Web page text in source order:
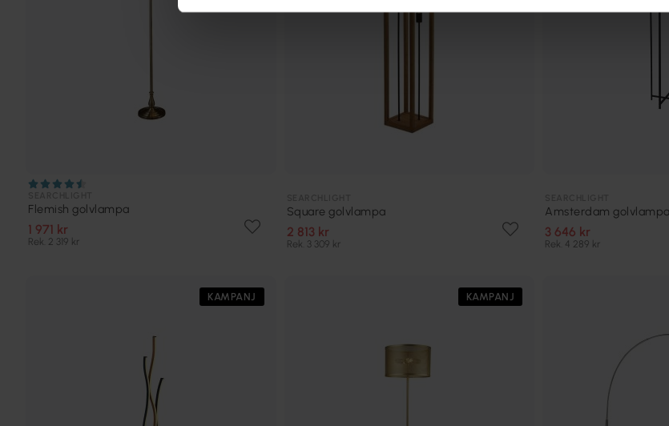
Flemish golvlampa
1 971 kr
Rek. 2 319 kr
Square golvlampa
2 813 kr
Rek. 3 309 kr
Amsterdam golvlampa
3 646 kr
Rek. 4 289 kr
KAMPANJ KAMPANJ